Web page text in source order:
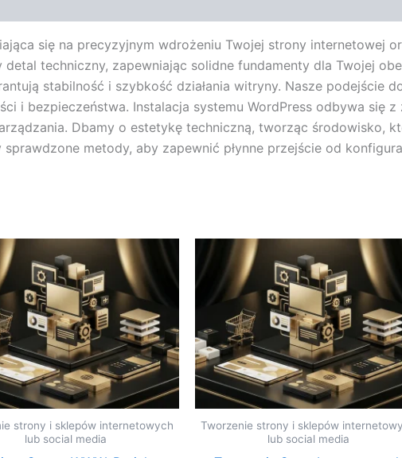
się na precyzyjnym wdrożeniu Twojej strony internetowej
techniczny, zapewniając solidne fundamenty dla Twojej
stabilność i szybkość działania witryny. Nasze podejście
i bezpieczeństwa. Instalacja systemu WordPress odbywa się
Dbamy o estetykę techniczną, tworząc środowisko,
metody, aby zapewnić płynne przejście od
strony i sklepów internetowych
lub social media
Tworzenie strony i sklepów
lub social media